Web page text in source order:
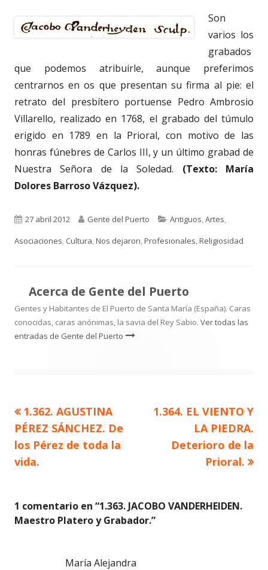
Son
varios los
grabados
que podemos atribuirle, aunque preferimos
centrarnos en os que presentan su firma al pie: el
retrato del presbítero portuense Pedro Ambrosio
Villarello, realizado en 1768, el grabado del túmulo
erigido en 1789 en la Prioral, con motivo de las
honras fúnebres de Carlos III, y un último grabad de
Nuestra Señora de la Soledad. (Texto: María
Dolores Barroso Vázquez).
Publicado
el
27 abril 2012 Autor
Gente del Puerto Categorías
Antiguos,Artes,
Asociaciones, Cultura,Nos dejaron,Profesionales,Religiosidad
Acerca de Gente del Puerto
Gentes y Habitantes de El Puerto de Santa María (España). Caras
conocidas, caras anónimas, la savia del Rey Sabio. Ver todas las
entradas de Gente del Puerto
Navegación
de
entradas
Artículo
anterior
1.362. AGUSTINA
PÉREZ SÁNCHEZ. De
los Pérez de toda la
vida.
Artículo
siguiente
1.364. EL VIENTO Y
LA PIEDRA.
Deterioro de la
Prioral.
1 comentario en “1.363. JACOBO VANDERHEIDEN.
Maestro Platero y Grabador.”
María Alejandra